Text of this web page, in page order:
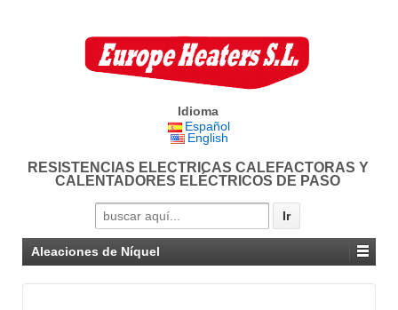
Idioma
Español
English
RESISTENCIAS ELECTRICAS CALEFACTORAS Y
CALENTADORES ELÉCTRICOS DE PASO
Search for:
Aleaciones de Níquel